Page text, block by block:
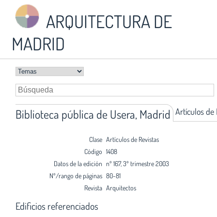
ARQUITECTURA DE
MADRID
Biblioteca pública de Usera, Madrid Artículos de
Clase Artículos de Revistas
Código 1408
Datos de la edición nº 167, 3º trimestre 2003
Nº/rango de páginas 80-81
Revista Arquitectos
Edificios referenciados